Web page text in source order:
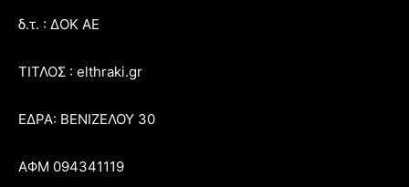
δ.τ. : ΔΟΚ ΑΕ
ΤΙΤΛΟΣ : elthraki.gr
ΕΔΡΑ: ΒΕΝΙΖΕΛΟΥ 30
ΑΦΜ 094341119